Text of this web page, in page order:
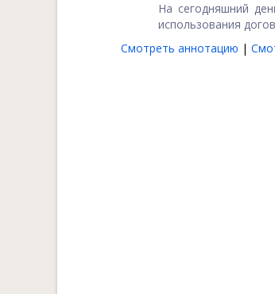
На сегодняшний
использования
Смотреть аннотацию |